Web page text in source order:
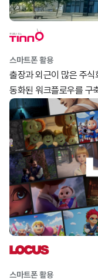
스마트폰 활용
출장과 외근이 많은 주
동화된 워크플로우를 구
스마트폰 활용